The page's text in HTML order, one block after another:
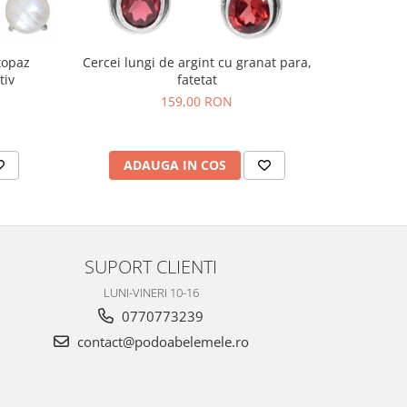
Cercei lungi de argint cu granat para,
fatetat
159,00 RON
ADAUGA IN COS
SUPORT CLIENTI
LUNI-VINERI 10-16
0770773239
contact@podoabelemele.ro